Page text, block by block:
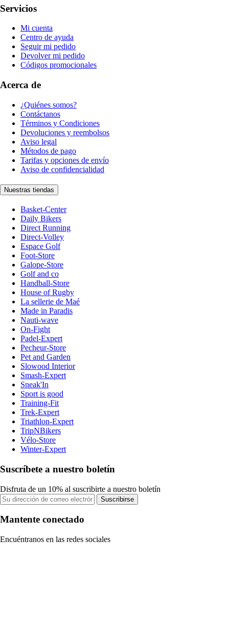
Servicios
Mi cuenta
Centro de ayuda
Seguir mi pedido
Devolver mi pedido
Códigos promocionales
Acerca de
¿Quiénes somos?
Contáctanos
Términos y Condiciones
Devoluciones y reembolsos
Aviso legal
Métodos de pago
Tarifas y opciones de envío
Aviso de confidencialidad
Nuestras tiendas
Basket-Center
Daily Bikers
Direct Running
Direct-Volley
Espace Golf
Foot-Store
Galope-Store
Golf and co
Handball-Store
House of Rugby
La sellerie de Maé
Made in Paradis
Nauti-wave
On-Fight
Padel-Expert
Pecheur-Store
Pet and Garden
Slowood Interior
Smash-Expert
Sneak'In
Sport is good
Training-Fit
Trek-Expert
Triathlon-Expert
TripNBikers
Vélo-Store
Winter-Expert
Suscríbete a nuestro boletín
Disfruta de un 10% al suscribirte a nuestro boletín
Suscribirse
Mantente conectado
Encuéntranos en las redes sociales